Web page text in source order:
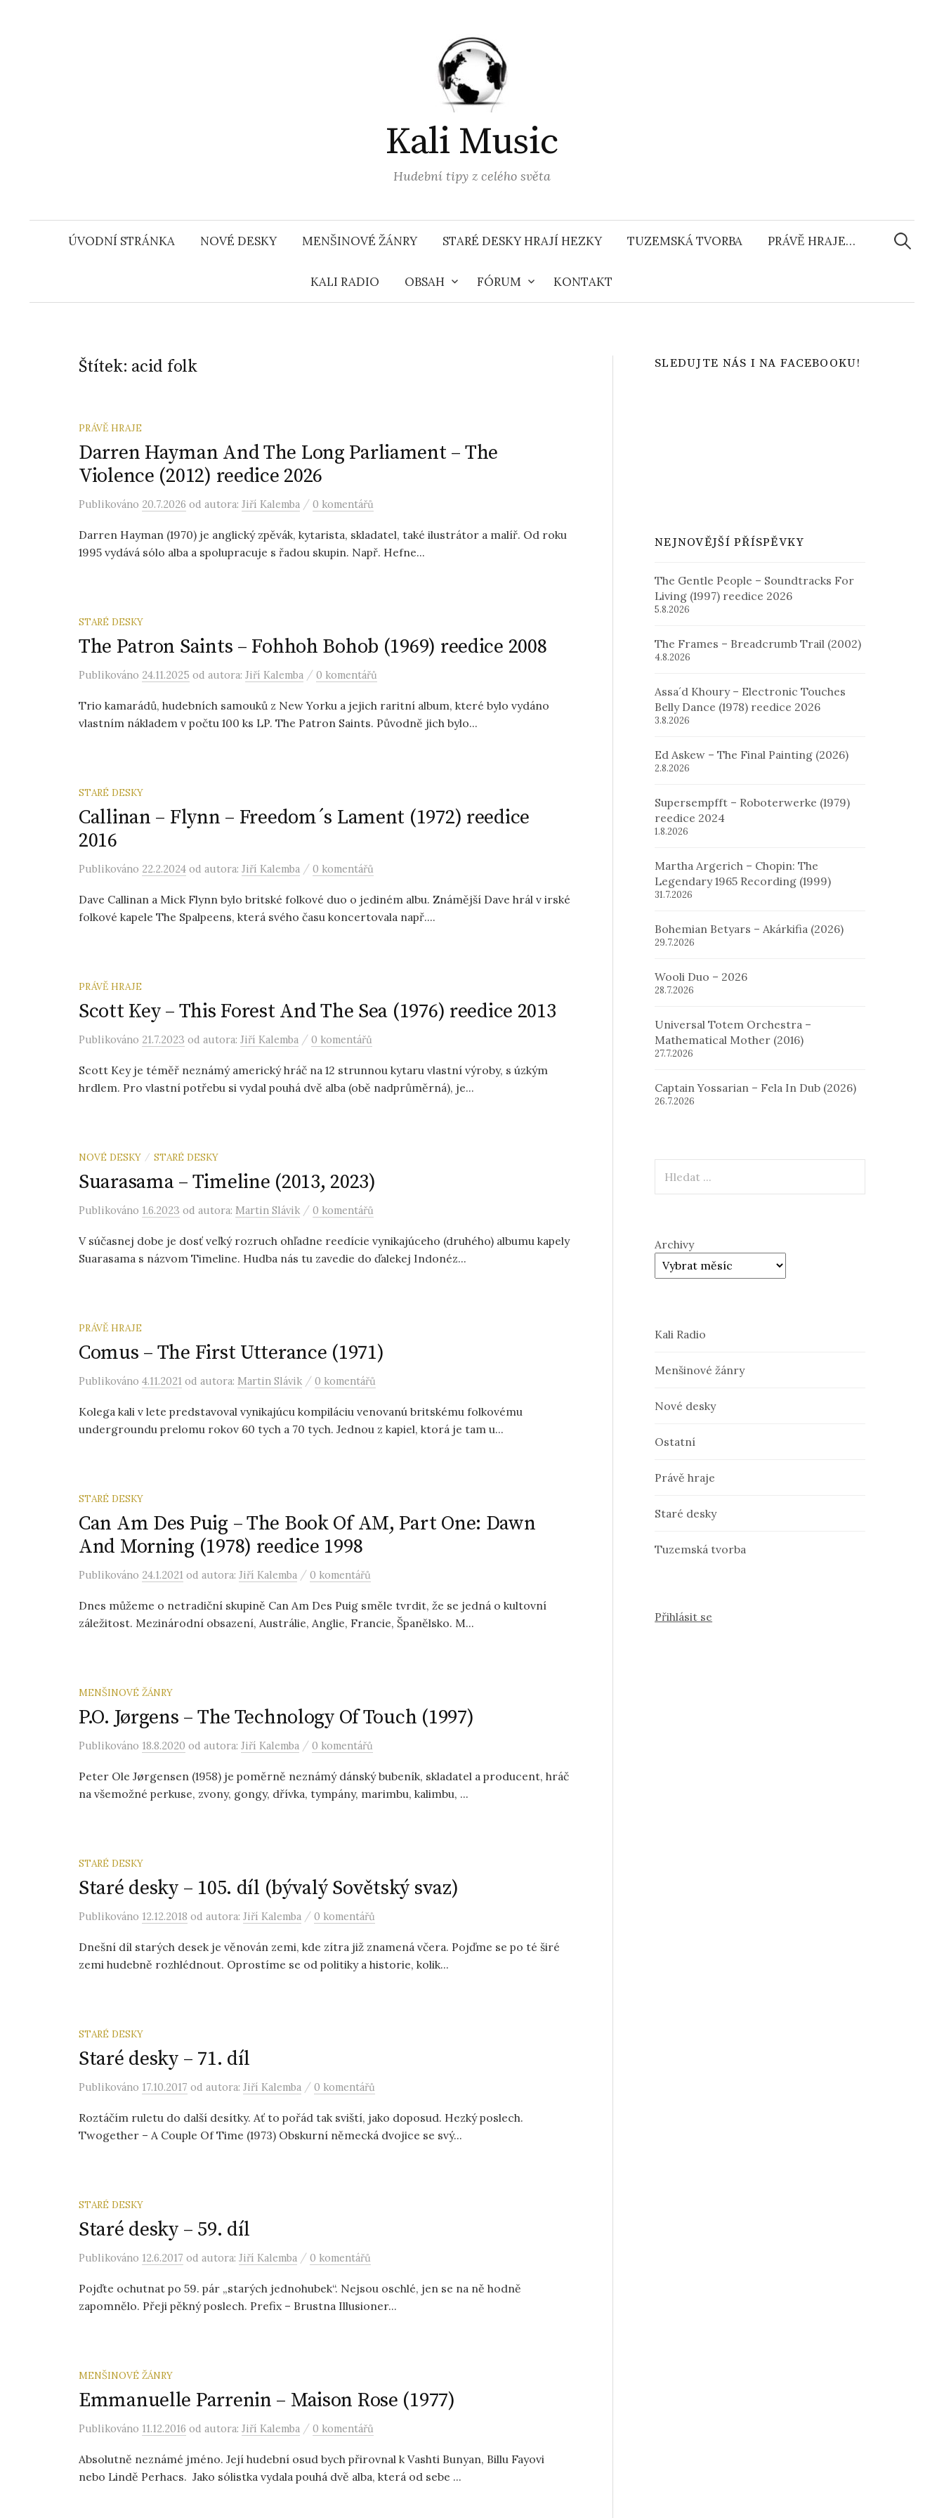
Kali Music
Hudební tipy z celého světa
ÚVODNÍ STRÁNKA NOVÉ DESKY MENŠINOVÉ ŽÁNRY STARÉ DESKY HRAJÍ HEZKY TUZEMSKÁ TVORBA PRÁVĚ HRAJE…
KALI RADIO OBSAH FÓRUM KONTAKT
Štítek: acid folk
PRÁVĚ HRAJE
Darren Hayman And The Long Parliament – The
Violence (2012) reedice 2026
Publikováno 20.7.2026 od autora: Jiří Kalemba / 0 komentářů
Darren Hayman (1970) je anglický zpěvák, kytarista, skladatel, také ilustrátor a malíř. Od roku
1995 vydává sólo alba a spolupracuje s řadou skupin. Např. Hefne...
STARÉ DESKY
The Patron Saints – Fohhoh Bohob (1969) reedice 2008
Publikováno 24.11.2025 od autora: Jiří Kalemba / 0 komentářů
Trio kamarádů, hudebních samouků z New Yorku a jejich raritní album, které bylo vydáno
vlastním nákladem v počtu 100 ks LP. The Patron Saints. Původně jich bylo...
STARÉ DESKY
Callinan – Flynn – Freedom´s Lament (1972) reedice
2016
Publikováno 22.2.2024 od autora: Jiří Kalemba / 0 komentářů
Dave Callinan a Mick Flynn bylo britské folkové duo o jediném albu. Známější Dave hrál v irské
folkové kapele The Spalpeens, která svého času koncertovala např....
PRÁVĚ HRAJE
Scott Key – This Forest And The Sea (1976) reedice 2013
Publikováno 21.7.2023 od autora: Jiří Kalemba / 0 komentářů
Scott Key je téměř neznámý americký hráč na 12 strunnou kytaru vlastní výroby, s úzkým
hrdlem. Pro vlastní potřebu si vydal pouhá dvě alba (obě nadprůměrná), je...
NOVÉ DESKY / STARÉ DESKY
Suarasama – Timeline (2013, 2023)
Publikováno 1.6.2023 od autora: Martin Slávik / 0 komentářů
V súčasnej dobe je dosť veľký rozruch ohľadne reedície vynikajúceho (druhého) albumu kapely
Suarasama s názvom Timeline. Hudba nás tu zavedie do ďalekej Indonéz...
PRÁVĚ HRAJE
Comus – The First Utterance (1971)
Publikováno 4.11.2021 od autora: Martin Slávik / 0 komentářů
Kolega kali v lete predstavoval vynikajúcu kompiláciu venovanú britskému folkovému
undergroundu prelomu rokov 60 tych a 70 tych. Jednou z kapiel, ktorá je tam u...
STARÉ DESKY
Can Am Des Puig – The Book Of AM, Part One: Dawn
And Morning (1978) reedice 1998
Publikováno 24.1.2021 od autora: Jiří Kalemba / 0 komentářů
Dnes můžeme o netradiční skupině Can Am Des Puig směle tvrdit, že se jedná o kultovní
záležitost. Mezinárodní obsazení, Austrálie, Anglie, Francie, Španělsko. M...
MENŠINOVÉ ŽÁNRY
P.O. Jørgens ‎– The Technology Of Touch (1997)
Publikováno 18.8.2020 od autora: Jiří Kalemba / 0 komentářů
Peter Ole Jørgensen (1958) je poměrně neznámý dánský bubeník, skladatel a producent, hráč
na všemožné perkuse, zvony, gongy, dřívka, tympány, marimbu, kalimbu, ...
STARÉ DESKY
Staré desky – 105. díl (bývalý Sovětský svaz)
Publikováno 12.12.2018 od autora: Jiří Kalemba / 0 komentářů
Dnešní díl starých desek je věnován zemi, kde zítra již znamená včera. Pojďme se po té širé
zemi hudebně rozhlédnout. Oprostíme se od politiky a historie, kolik...
STARÉ DESKY
Staré desky – 71. díl
Publikováno 17.10.2017 od autora: Jiří Kalemba / 0 komentářů
Roztáčím ruletu do další desítky. Ať to pořád tak sviští, jako doposud. Hezký poslech.
Twogether – A Couple Of Time (1973) Obskurní německá dvojice se svý...
STARÉ DESKY
Staré desky – 59. díl
Publikováno 12.6.2017 od autora: Jiří Kalemba / 0 komentářů
Pojďte ochutnat po 59. pár „starých jednohubek“. Nejsou oschlé, jen se na ně hodně
zapomnělo. Přeji pěkný poslech. Prefix – Brustna Illusioner...
MENŠINOVÉ ŽÁNRY
Emmanuelle Parrenin – Maison Rose (1977)
Publikováno 11.12.2016 od autora: Jiří Kalemba / 0 komentářů
Absolutně neznámé jméno. Její hudební osud bych přirovnal k Vashti Bunyan, Billu Fayovi
nebo Lindě Perhacs. Jako sólistka vydala pouhá dvě alba, která od sebe ...
SLEDUJTE NÁS I NA FACEBOOKU!
NEJNOVĚJŠÍ PŘÍSPĚVKY
The Gentle People – Soundtracks For
Living (1997) reedice 2026
5.8.2026
The Frames – Breadcrumb Trail (2002)
4.8.2026
Assa´d Khoury – Electronic Touches
Belly Dance (1978) reedice 2026
3.8.2026
Ed Askew – The Final Painting (2026)
2.8.2026
Supersempfft – Roboterwerke (1979)
reedice 2024
1.8.2026
Martha Argerich – Chopin: The
Legendary 1965 Recording (1999)
31.7.2026
Bohemian Betyars – Akárkifia (2026)
29.7.2026
Wooli Duo – 2026
28.7.2026
Universal Totem Orchestra –
Mathematical Mother (2016)
27.7.2026
Captain Yossarian – Fela In Dub (2026)
26.7.2026
Archivy
Kali Radio
Menšinové žánry
Nové desky
Ostatní
Právě hraje
Staré desky
Tuzemská tvorba
Přihlásit se